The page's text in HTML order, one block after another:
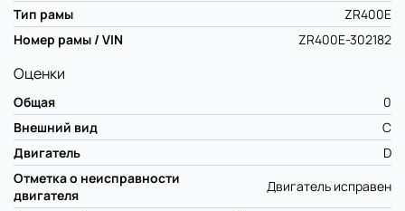
Тип рамы
ZR400E
Номер рамы / VIN
ZR400E-302182
Оценки
Общая
0
Внешний вид
C
Двигатель
D
Отметка о неисправности
двигателя
Двигатель исправен